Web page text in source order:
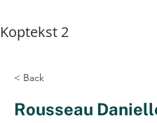
Koptekst 2
< Back
Rousseau